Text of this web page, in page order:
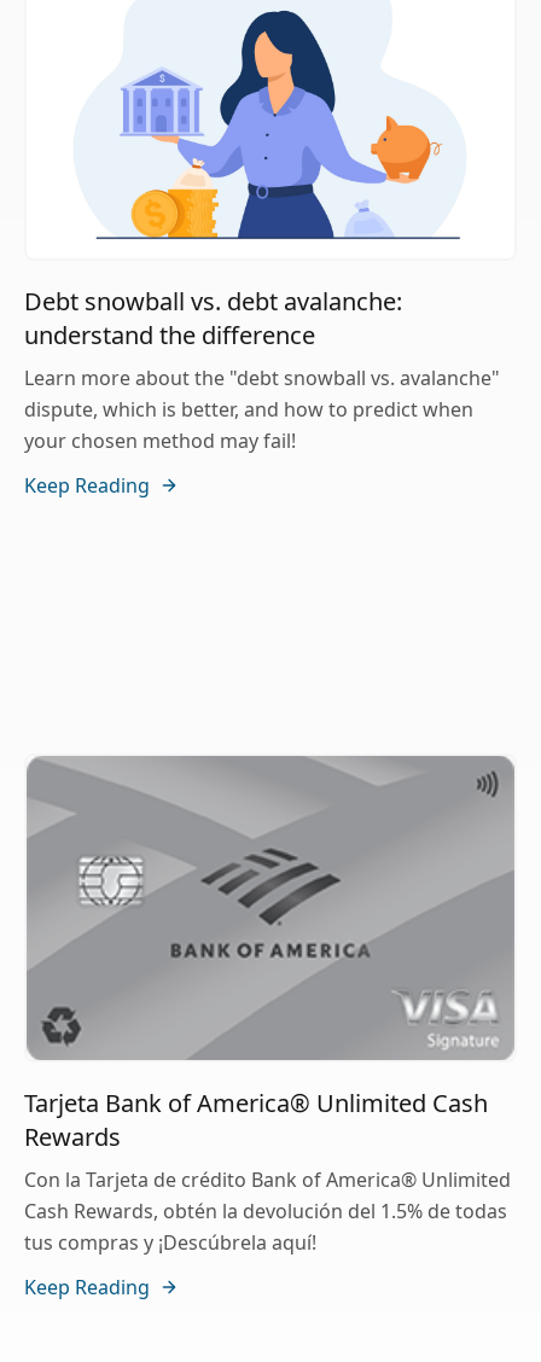
Debt snowball vs. debt avalanche:
understand the difference
Learn more about the "debt snowball vs. avalanche"
dispute, which is better, and how to predict when
your chosen method may fail!
Keep Reading
Tarjeta Bank of America® Unlimited Cash
Rewards
Con la Tarjeta de crédito Bank of America® Unlimited
Cash Rewards, obtén la devolución del 1.5% de todas
tus compras y ¡Descúbrela aquí!
Keep Reading